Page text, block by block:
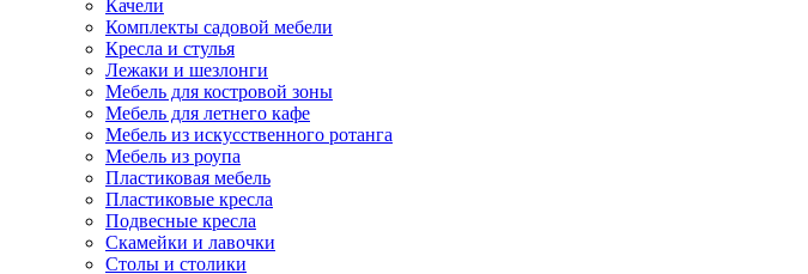
Качели
Комплекты садовой мебели
Кресла и стулья
Лежаки и шезлонги
Мебель для костровой зоны
Мебель для летнего кафе
Мебель из искусственного ротанга
Мебель из роупа
Пластиковая мебель
Пластиковые кресла
Подвесные кресла
Скамейки и лавочки
Столы и столики